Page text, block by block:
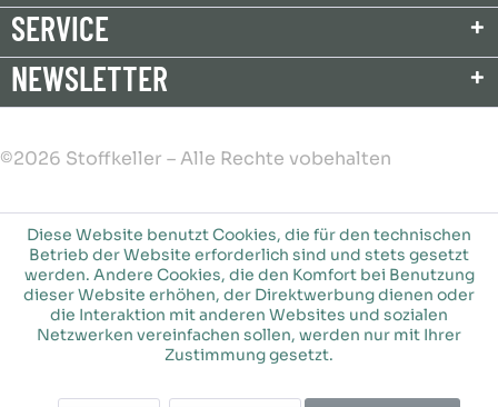
SERVICE
NEWSLETTER
©2026 Stoffkeller – Alle Rechte vobehalten
Diese Website benutzt Cookies, die für den technischen
Betrieb der Website erforderlich sind und stets gesetzt
werden. Andere Cookies, die den Komfort bei Benutzung
dieser Website erhöhen, der Direktwerbung dienen oder
die Interaktion mit anderen Websites und sozialen
Netzwerken vereinfachen sollen, werden nur mit Ihrer
Zustimmung gesetzt.